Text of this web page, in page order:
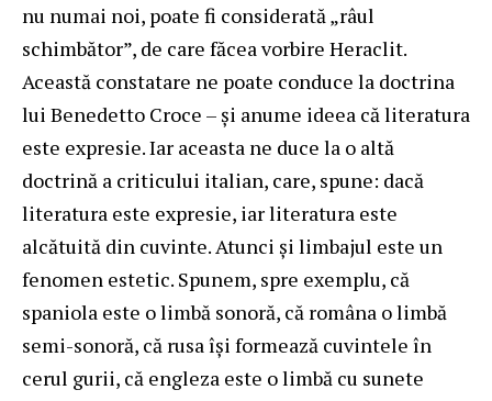
nu numai noi, poate fi considerată „râul
schimbător”, de care făcea vorbire Heraclit.
Această constatare ne poate conduce la doctrina
lui Benedetto Croce – şi anume ideea că literatura
este expresie. Iar aceasta ne duce la o altă
doctrină a criticului italian, care, spune: dacă
literatura este expresie, iar literatura este
alcătuită din cuvinte. Atunci şi limbajul este un
fenomen estetic. Spunem, spre exemplu, că
spaniola este o limbă sonoră, că româna o limbă
semi-sonoră, că rusa îşi formează cuvintele în
cerul gurii, că engleza este o limbă cu sunete